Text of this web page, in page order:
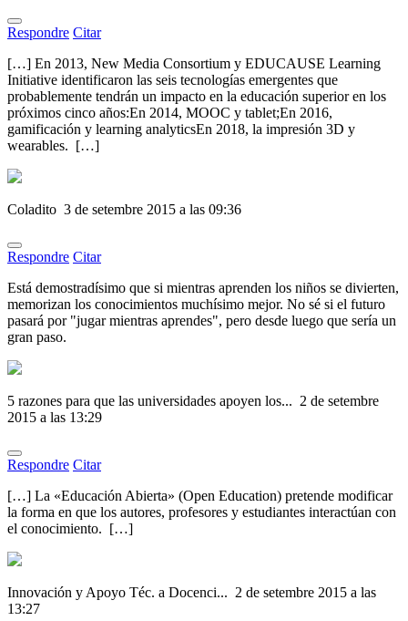
Respondre Citar
[…] En 2013, New Media Consortium y EDUCAUSE Learning
Initiative identificaron las seis tecnologías emergentes que
probablemente tendrán un impacto en la educación superior en los
próximos cinco años:En 2014, MOOC y tablet;En 2016,
gamificación y learning analyticsEn 2018, la impresión 3D y
wearables. […]
Coladito 3 de setembre 2015 a las 09:36
Respondre Citar
Está demostradísimo que si mientras aprenden los niños se divierten,
memorizan los conocimientos muchísimo mejor. No sé si el futuro
pasará por "jugar mientras aprendes", pero desde luego que sería un
gran paso.
5 razones para que las universidades apoyen los... 2 de setembre
2015 a las 13:29
Respondre Citar
[…] La «Educación Abierta» (Open Education) pretende modificar
la forma en que los autores, profesores y estudiantes interactúan con
el conocimiento. […]
Innovación y Apoyo Téc. a Docenci... 2 de setembre 2015 a las
13:27